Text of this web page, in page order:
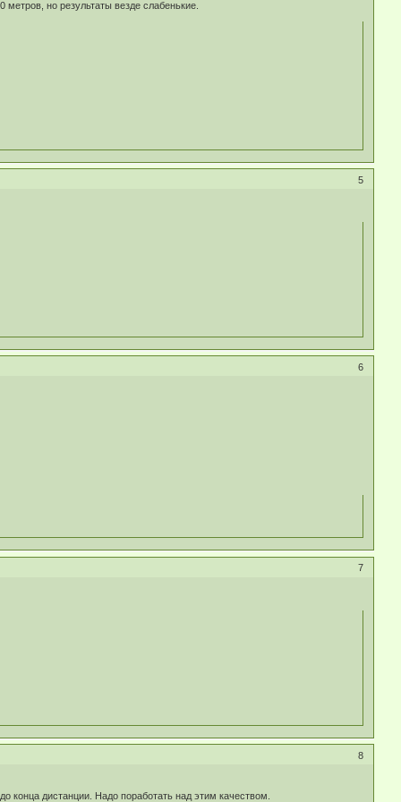
но результаты везде слабенькие.
5
6
7
8
конца дистанции. Надо поработать над этим качеством.